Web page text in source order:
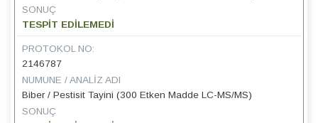
SONUÇ
TESPİT EDİLEMEDİ
PROTOKOL NO:
2146787
NUMUNE / ANALIZ ADI
Biber / Pestisit Tayini (300 Etken Madde LC-MS/MS)
SONUÇ